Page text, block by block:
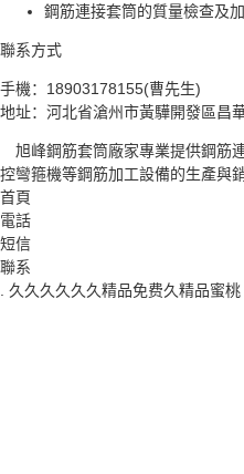
鋼筋連接套筒的質量檢查及加
聯系方式
手機：18903178155(曹先生)
地址：河北省滄州市黃驊開發區昌
旭峰鋼筋套筒廠家專業提供鋼筋
控彎箍機等鋼筋加工設備的生產與
首頁
電話
短信
聯系
久久久久久久精品免费久精品蜜桃